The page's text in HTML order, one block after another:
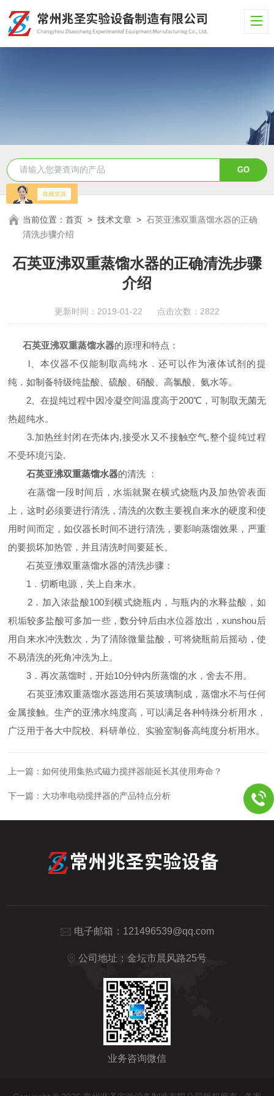
当前位置：首页 >技术文章 >石英亚沸双重蒸馏水器的正确
清洗步骤介绍
石英亚沸双重蒸馏水器的正确清洗步骤
介绍
更新时间：2019-01-22 点击次数：2822
石英亚沸双重蒸馏水器的原理和特点：
l、本仪器不仅能制取高纯水．还可以作为液体试剂的提
纯．如制备特级纯盐酸、硫酸、硝酸、高氯酸、氨水等。
2、在提纯过程中因冷凝空间温度高于200℃，可制取无菌无
热超纯水。
3.加热丝封闭在壳体内,接受水又不接触空气,整个提纯过程
不受环境污染.
石英亚沸双重蒸馏水器的清洗 ：
在蒸馏一段时间后，水垢就聚在横式烧瓶内及加热管表面
上，这时必须要进行清洗，清洗的次数主要视自来水的硬度和使
用时间而定，如仪器长时间不进行清洗，要影响蒸馏效果，严重
的要损坏加热管，并且清洗时间要延长。
石英亚沸双重蒸馏水器的清洗步骤：
1．切断电源，关上自来水。
2．加入浓盐酸100到横式烧瓶内，与瓶内的水释盐酸，如
积垢较多盐酸可多加一些，数分钟后由水位器放出，xunshou后
用自来水冲洗数次，为了清除微量盐酸，可将烧瓶前后摇动，使
不易清洗的死角冲洗为上。
3．再次蒸馏时，开始10分钟内所蒸馏的水，舍去不用。
石英亚沸双重蒸馏水器选用石英玻璃制成，蒸馏水不与任何
金属接触。生产的亚沸水纯度高，可以满足各种特殊分析用水，
广泛用于各大中院校、科研单位、实验室制备高纯度分析用水。
上一篇：如何使用集热式磁力搅拌器能延长其使用寿命？
下一篇： 大功率电动搅拌器的产品特点分析
电子邮箱： 121496539@qq.com
公司地址：金坛市晨风路25号
业务咨询微信